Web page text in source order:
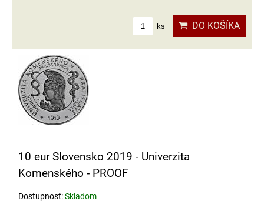
ks DO KOŠÍKA
10 eur Slovensko 2019 - Univerzita
Komenského - PROOF
Dostupnosť:Skladom